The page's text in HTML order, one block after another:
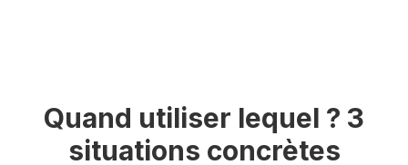
Quand utiliser lequel ? 3
situations concrètes